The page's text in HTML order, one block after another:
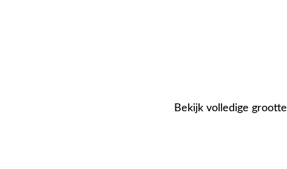
Bekijk volledige grootte